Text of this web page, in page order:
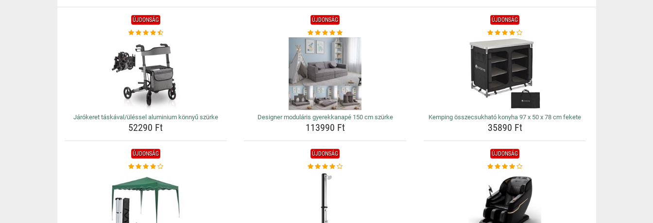
ÚJDONSÁG
Járókeret táskával/üléssel aluminium könnyű szürke
52290 Ft
ÚJDONSÁG
Designer moduláris gyerekkanapé 150 cm szürke
113990 Ft
ÚJDONSÁG
Kemping összecsukható konyha 97 x 50 x 78 cm fekete
35890 Ft
ÚJDONSÁG ÚJDONSÁG ÚJDONSÁG